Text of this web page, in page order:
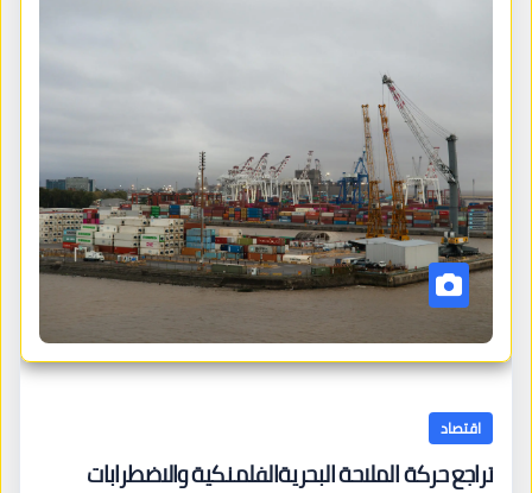
اقتصاد
تراجع حركة الملاحة البحريةالفلمنكية والاضطرابات